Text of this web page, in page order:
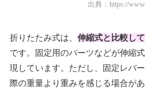
出典： https://
折りたたみ式は、 伸縮式と比較し
です。固定用のパーツなどが伸縮
現しています。ただし、固定レバ
際の重量より重みを感じる場合があ